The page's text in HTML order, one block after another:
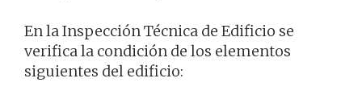
En la Inspección Técnica de Edificio se
verifica la condición de los elementos
siguientes del edificio: